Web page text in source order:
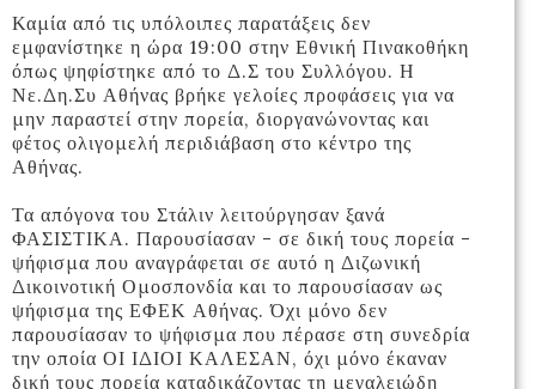
Καμία από τις υπόλοιπες παρατάξεις δεν
εμφανίστηκε η ώρα 19:00 στην Εθνική Πινακοθήκη
όπως ψηφίστηκε από το Δ.Σ του Συλλόγου. Η
Νε.Δη.Συ Αθήνας βρήκε γελοίες προφάσεις για να
μην παραστεί στην πορεία, διοργανώνοντας και
φέτος ολιγομελή περιδιάβαση στο κέντρο της
Αθήνας.
Τα απόγονα του Στάλιν λειτούργησαν ξανά
ΦΑΣΙΣΤΙΚΑ. Παρουσίασαν - σε δική τους πορεία -
ψήφισμα που αναγράφεται σε αυτό η Διζωνική
Δικοινοτική Ομοσπονδία και το παρουσίασαν ως
ψήφισμα της ΕΦΕΚ Αθήνας. Όχι μόνο δεν
παρουσίασαν το ψήφισμα που πέρασε στη συνεδρία
την οποία ΟΙ ΙΔΙΟΙ ΚΑΛΕΣΑΝ, όχι μόνο έκαναν
δική τους πορεία καταδικάζοντας τη μεγαλειώδη